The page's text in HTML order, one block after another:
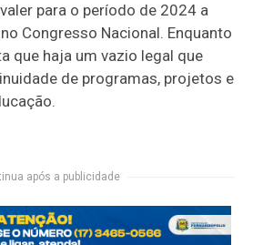
para o período de 2024 a
Congresso Nacional. Enquanto
que haja um vazio legal que
de programas, projetos e
após a publicidade